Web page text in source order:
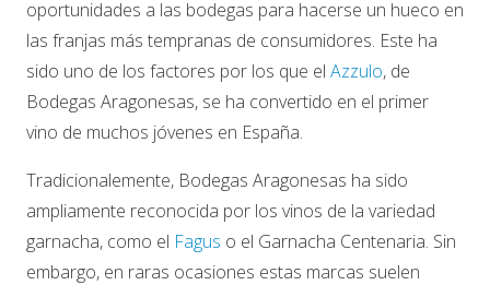
oportunidades a las bodegas para hacerse un hueco en
las franjas más tempranas de consumidores. Este ha
sido uno de los factores por los que el Azzulo, de
Bodegas Aragonesas, se ha convertido en el primer
vino de muchos jóvenes en España.
Tradicionalemente, Bodegas Aragonesas ha sido
ampliamente reconocida por los vinos de la variedad
garnacha, como el Fagus o el Garnacha Centenaria. Sin
embargo, en raras ocasiones estas marcas suelen